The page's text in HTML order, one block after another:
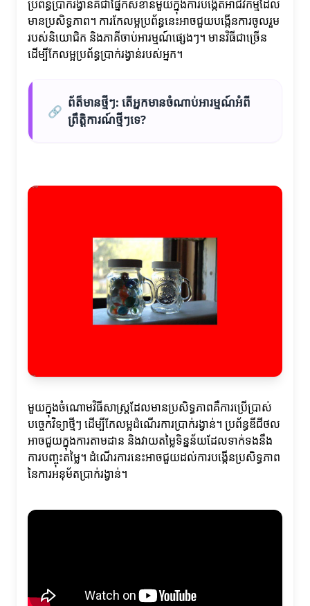
ប្រព័ន្ធប្រាក់រង្វាន់គឺជាផ្នែកសំខាន់មួយក្នុងការបង្កើតអាជីវកម្មដែល
មានប្រសិទ្ធភាព។ ការកែលម្អប្រព័ន្ធនេះអាចជួយបង្កើនការចូលរួម
របស់និយោជិក និងភាគីចាប់អារម្មណ៍ផ្សេងៗ។ មានវិធីជាច្រើន
ដើម្បីកែលម្អប្រព័ន្ធប្រាក់រង្វាន់របស់អ្នក។
🔗
ព័ត៏មានថ្មីៗ: តើអ្នកមានចំណាប់អារម្មណ៍អំពី
ព្រឹត្តិការណ៍ថ្មីៗទេ?
មួយក្នុងចំណោមវិធីសាស្ត្រដែលមានប្រសិទ្ធភាពគឺការប្រើប្រាស់
បច្ចេកវិទ្យាថ្មីៗ ដើម្បីកែលម្អដំណើរការប្រាក់រង្វាន់។ ប្រព័ន្ធឌីជីថល
អាចជួយក្នុងការតាមដាន និងវាយតម្លៃទិន្នន័យដែលទាក់ទងនឹង
ការបញ្ចុះតម្លៃ។ ដំណើរការនេះអាចជួយដល់ការបង្កើនប្រសិទ្ធភាព
នៃការអនុម័តប្រាក់រង្វាន់។